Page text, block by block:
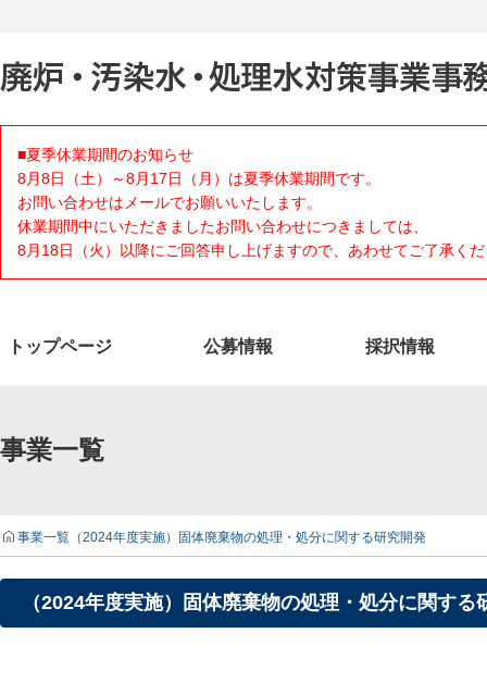
■夏季休業期間のお知らせ
8月8日（土）～8月17日（月）は夏季休業期間です。
お問い合わせはメールでお願いいたします。
休業期間中にいただきましたお問い合わせにつきましては、
8月18日（火）以降にご回答申し上げますので、あわせてご了承く
トップページ 公募情報 採択情報
事業一覧
事業一覧 （2024年度実施）固体廃棄物の処理・処分に関する研究開発
（2024年度実施）固体廃棄物の処理・処分に関する